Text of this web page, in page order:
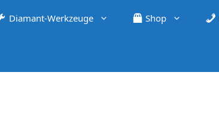
Diamant-Werkzeuge Shop